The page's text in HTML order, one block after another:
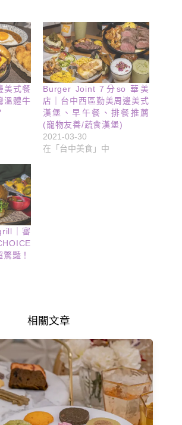
美式餐
溫體牛
Burger Joint 7分so 華美
店｜台中西區勤美周邊美式
漢堡、早午餐、排餐推薦
(寵物友善/蔬食漢堡)
2021-03-30
在「台中美食」中
｜審
豔！
相關文章